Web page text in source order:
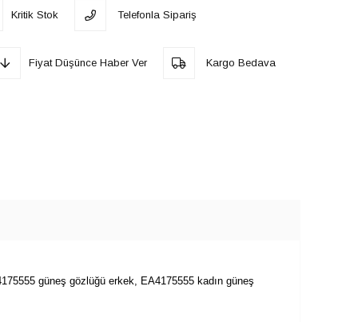
Kritik Stok Telefonla Sipariş
Fiyat Düşünce Haber Ver Kargo Bedava
güneş gözlüğü erkek, EA4175555 kadın güneş